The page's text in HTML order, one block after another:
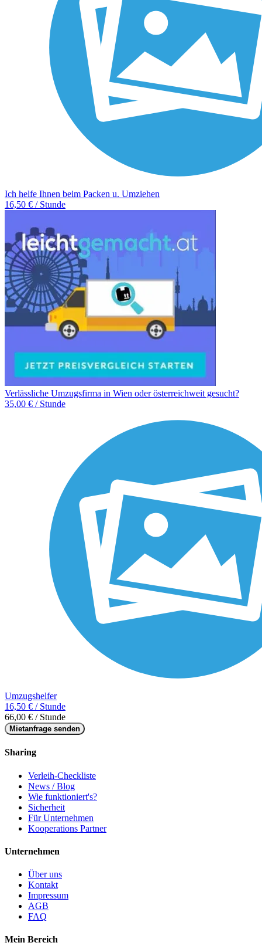
Ich helfe Ihnen beim Packen u. Umziehen
16,50 € / Stunde
Verlässliche Umzugsfirma in Wien oder österreichweit gesucht?
35,00 € / Stunde
Umzugshelfer
16,50 € / Stunde
66,00 € / Stunde
Mietanfrage senden
Sharing
Verleih-Checkliste
News / Blog
Wie funktioniert's?
Sicherheit
Für Unternehmen
Kooperations Partner
Unternehmen
Über uns
Kontakt
Impressum
AGB
FAQ
Mein Bereich